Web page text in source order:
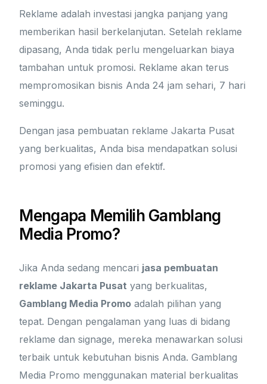
Reklame adalah investasi jangka panjang yang
memberikan hasil berkelanjutan. Setelah reklame
dipasang, Anda tidak perlu mengeluarkan biaya
tambahan untuk promosi. Reklame akan terus
mempromosikan bisnis Anda 24 jam sehari, 7 hari
seminggu.
Dengan jasa pembuatan reklame Jakarta Pusat
yang berkualitas, Anda bisa mendapatkan solusi
promosi yang efisien dan efektif.
Mengapa Memilih Gamblang
Media Promo?
Jika Anda sedang mencari jasa pembuatan
reklame Jakarta Pusat yang berkualitas,
Gamblang Media Promo adalah pilihan yang
tepat. Dengan pengalaman yang luas di bidang
reklame dan signage, mereka menawarkan solusi
terbaik untuk kebutuhan bisnis Anda. Gamblang
Media Promo menggunakan material berkualitas